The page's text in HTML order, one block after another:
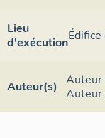
Lieu
d'exécution
Auteur(s) Auteur
Auteur